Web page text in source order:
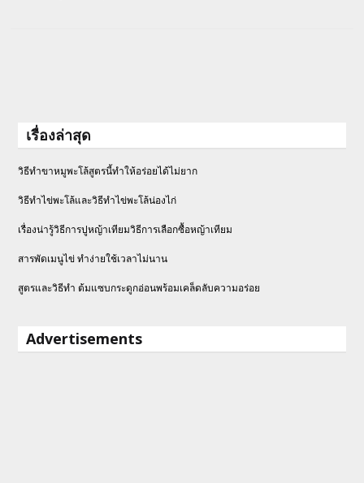
เรื่องล่าสุด
วิธีทำขาหมูพะโล้สูตรนี้ทำให้อร่อยได้ไม่ยาก
วิธีทําไข่พะโล้และวิธีทำไข่พะโล้น่องไก่
เรื่องน่ารู้วิธีการปูหญ้าเทียมวิธีการเลือกซื้อหญ้าเทียม
สารพัดเมนูไข่ ทำง่ายใช้เวลาไม่นาน
สูตรและวิธีทำ ต้มแซบกระดูกอ่อนพร้อมเคล็ดลับความอร่อย
Advertisements